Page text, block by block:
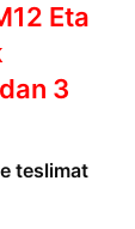
Eta
3
teslimat